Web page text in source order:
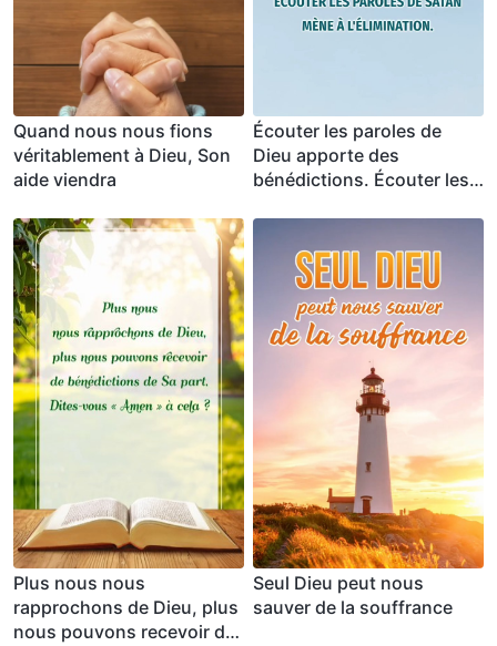
Quand nous nous fions
véritablement à Dieu, Son
aide viendra
Écouter les paroles de
Dieu apporte des
bénédictions. Écouter les
l'élimination.
Plus nous nous
rapprochons de Dieu, plus
nous pouvons recevoir de
Seul Dieu peut nous
sauver de la souffrance